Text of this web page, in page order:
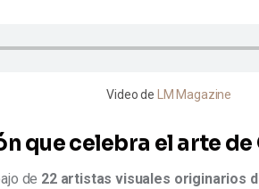
Video de LM Magazine
que celebra el arte
de 22 artistas visuales originarios